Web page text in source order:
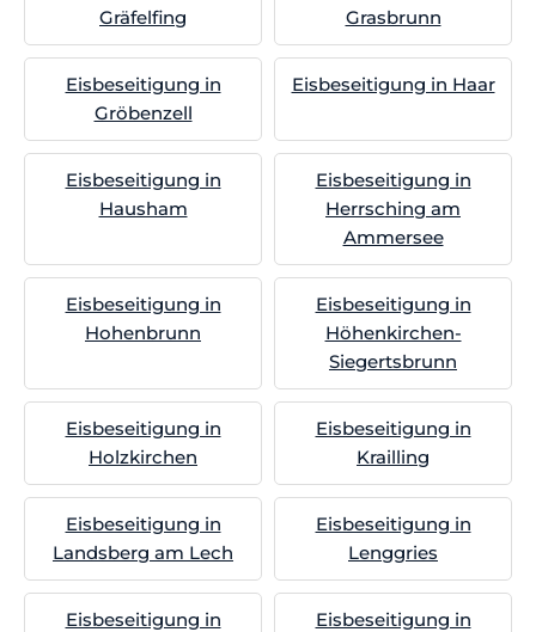
Gräfelfing
Grasbrunn
Eisbeseitigung in
Gröbenzell
Eisbeseitigung in Haar
Eisbeseitigung in
Hausham
Eisbeseitigung in
Herrsching am
Ammersee
Eisbeseitigung in
Hohenbrunn
Eisbeseitigung in
Höhenkirchen-
Siegertsbrunn
Eisbeseitigung in
Holzkirchen
Eisbeseitigung in
Krailling
Eisbeseitigung in
Landsberg am Lech
Eisbeseitigung in
Lenggries
Eisbeseitigung in
Eisbeseitigung in